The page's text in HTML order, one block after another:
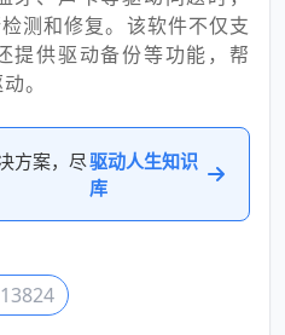
测和修复。该软件不仅支
提供驱动备份等功能，帮
。
方案，尽驱动人生知识
库
13824